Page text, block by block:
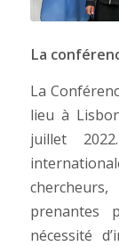
La
La
lieu à
juillet
prenantes
nécessité